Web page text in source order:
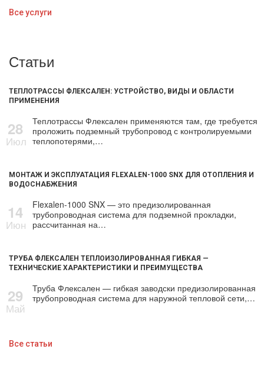
Все услуги
Статьи
ТЕПЛОТРАССЫ ФЛЕКСАЛЕН: УСТРОЙСТВО, ВИДЫ И ОБЛАСТИ
ПРИМЕНЕНИЯ
28
Июл
Теплотрассы Флексален применяются там, где требуется
проложить подземный трубопровод с контролируемыми
теплопотерями,…
МОНТАЖ И ЭКСПЛУАТАЦИЯ FLEXALEN-1000 SNX ДЛЯ ОТОПЛЕНИЯ И
ВОДОСНАБЖЕНИЯ
14
Июн
Flexalen-1000 SNX — это предизолированная
трубопроводная система для подземной прокладки,
рассчитанная на…
ТРУБА ФЛЕКСАЛЕН ТЕПЛОИЗОЛИРОВАННАЯ ГИБКАЯ —
ТЕХНИЧЕСКИЕ ХАРАКТЕРИСТИКИ И ПРЕИМУЩЕСТВА
29
Май
Труба Флексален — гибкая заводски предизолированная
трубопроводная система для наружной тепловой сети,…
Все статьи